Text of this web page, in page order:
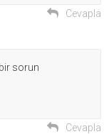
Cevapla
sorun
Cevapla